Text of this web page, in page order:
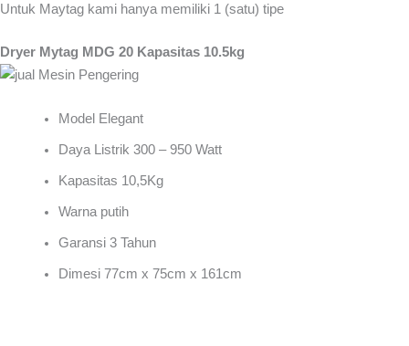
Untuk Maytag kami hanya memiliki 1 (satu) tipe
Dryer Mytag MDG 20 Kapasitas 10.5kg
Model Elegant
Daya Listrik 300 – 950 Watt
Kapasitas 10,5Kg
Warna putih
Garansi 3 Tahun
Dimesi 77cm x 75cm x 161cm